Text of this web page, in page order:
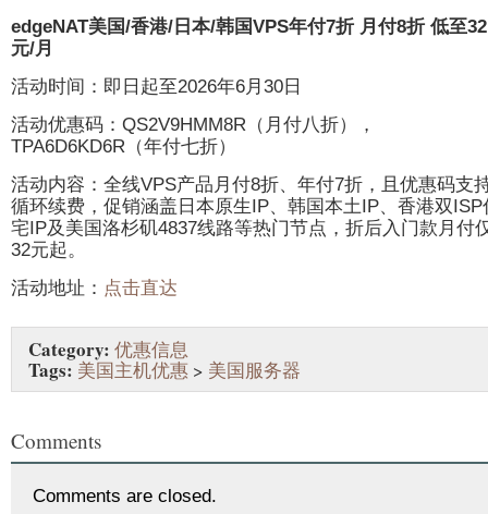
edgeNAT美国/香港/日本/韩国VPS年付7折 月付8折 低至32
元/月
活动时间：即日起至2026年6月30日
活动优惠码：QS2V9HMM8R（月付八折），
TPA6D6KD6R（年付七折）
活动内容：全线VPS产品月付8折、年付7折，且优惠码支
循环续费，促销涵盖日本原生IP、韩国本土IP、香港双ISP
宅IP及美国洛杉矶4837线路等热门节点，折后入门款月付
32元起。
活动地址： 点击直达
Category: 优惠信息
Tags: 美国主机优惠 > 美国服务器
Comments
Comments are closed.